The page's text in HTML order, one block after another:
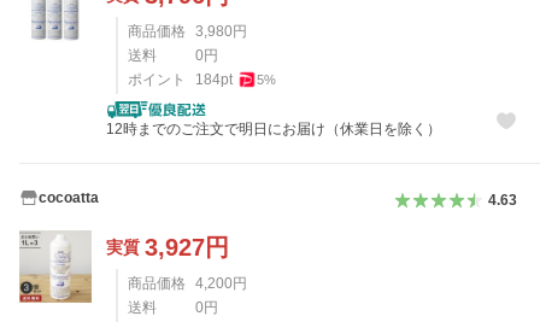
商品価格 3,980円
送料
0円
ポイント
184pt 5%
12時までのご注文で明日にお届け（休業日を除く）
cocoatta 4.63
実質 3,927円
商品価格 4,200 円
送料
0 円